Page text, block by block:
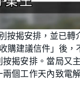
按揭安排，並已轉
購建議信件」後
揭安排。當局又
個工作天內致電